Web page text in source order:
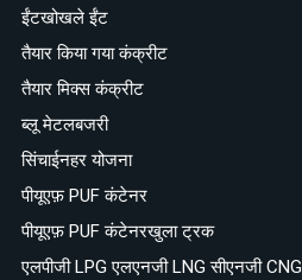
ईंटखोखले ईंट
तैयार किया गया कंक्रीट
तैयार मिक्स कंक्रीट
ब्लू मेटलबजरी
सिंचाईनहर योजना
पीयूएफ़ PUF कंटेनर
पीयूएफ़ PUF कंटेनरखुला ट्रक
एलपीजी LPG एलएनजी LNG सीएनजी CNG